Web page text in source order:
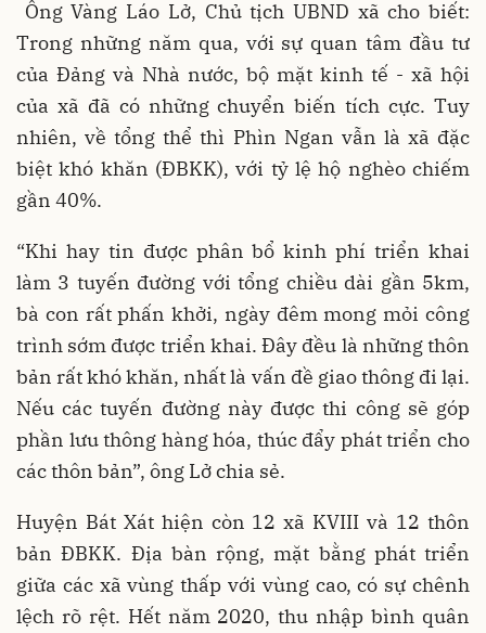
Ông Vàng Láo Lở, Chủ tịch UBND xã cho biết:
Trong những năm qua, với sự quan tâm đầu tư
của Đảng và Nhà nước, bộ mặt kinh tế - xã hội
của xã đã có những chuyển biến tích cực. Tuy
nhiên, về tổng thể thì Phìn Ngan vẫn là xã đặc
biệt khó khăn (ĐBKK), với tỷ lệ hộ nghèo chiếm
gần 40%.
“Khi hay tin được phân bổ kinh phí triển khai
làm 3 tuyến đường với tổng chiều dài gần 5km,
bà con rất phấn khởi, ngày đêm mong mỏi công
trình sớm được triển khai. Đây đều là những thôn
bản rất khó khăn, nhất là vấn đề giao thông đi lại.
Nếu các tuyến đường này được thi công sẽ góp
phần lưu thông hàng hóa, thúc đẩy phát triển cho
các thôn bản”, ông Lở chia sẻ.
Huyện Bát Xát hiện còn 12 xã KVIII và 12 thôn
bản ĐBKK. Địa bàn rộng, mặt bằng phát triển
giữa các xã vùng thấp với vùng cao, có sự chênh
lệch rõ rệt. Hết năm 2020, thu nhập bình quân